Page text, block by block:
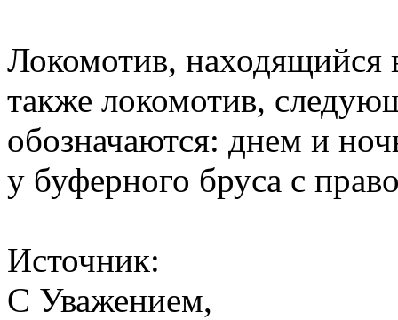
Локомотив, находящийся
также локомотив,
обозначаются: днем и
у буферного бруса с
Источник:
С Уважением,